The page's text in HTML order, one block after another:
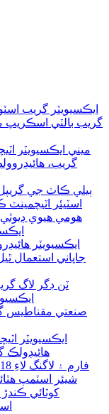
گريب بالٽي اسڪريپ
گريب،
ٻيلي ڪاٺ جي
اسٽيئر
ايڪسيويٽر
جاپاني استعمال
صنعتي مقناطيس
ايڪسيويٽر
هائيڊولڪ
شيئر اسٽمپ
کوٽائي ڪندڙ